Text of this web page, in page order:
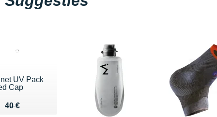
UV Pack
Cap
40 €
de 40 €
27 €